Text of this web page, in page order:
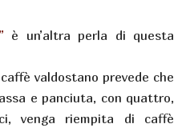
è un’altra perla di questa
valdostano prevede che
e panciuta, con quattro,
venga riempita di caffè